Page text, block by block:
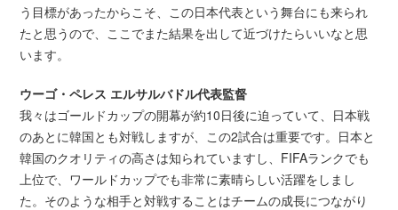
う目標があったからこそ、この日本代表という舞台にも来られ
たと思うので、ここでまた結果を出して近づけたらいいなと思
います。
ウーゴ・ペレス エルサルバドル代表監督
我々はゴールドカップの開幕が約10日後に迫っていて、日本戦
のあとに韓国とも対戦しますが、この2試合は重要です。日本と
韓国のクオリティの高さは知られていますし、FIFAランクでも
上位で、ワールドカップでも非常に素晴らしい活躍をしまし
た。そのような相手と対戦することはチームの成長につながり